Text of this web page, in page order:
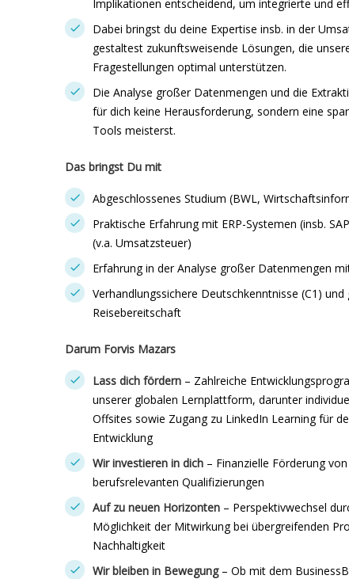
Implikationen entscheidend, um integrierte und
Dabei bringst du deine Expertise insb. in der
gestaltest zukunftsweisende Lösungen, die
Fragestellungen optimal unterstützen.
Die Analyse großer Datenmengen und die
für dich keine Herausforderung, sondern eine
Tools meisterst.
Das bringst Du mit
Abgeschlossenes Studium (BWL,
Praktische Erfahrung mit ERP-Systemen (insb.
(v.a. Umsatzsteuer)
Erfahrung in der Analyse großer Datenmengen
Verhandlungssichere Deutschkenntnisse (C1)
Reisebereitschaft
Darum Forvis Mazars
Lass dich fördern – Zahlreiche
unserer globalen Lernplattform, darunter
Offsites sowie Zugang zu LinkedIn Learning für
Entwicklung
Wir investieren in dich – Finanzielle Förderung
berufsrelevanten Qualifizierungen
Auf zu neuen Horizonten – Perspektivwechsel
Möglichkeit der Mitwirkung bei übergreifenden
Nachhaltigkeit
Wir bleiben in Bewegung– Ob mit dem